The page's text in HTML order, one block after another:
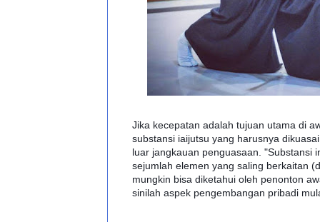
Jika kecepatan adalah tujuan utama di
substansi iaijutsu yang harusnya
luar jangkauan penguasaan. "Substansi
sejumlah elemen yang saling berkaitan
mungkin bisa diketahui oleh penonton
sinilah aspek pengembangan pribadi